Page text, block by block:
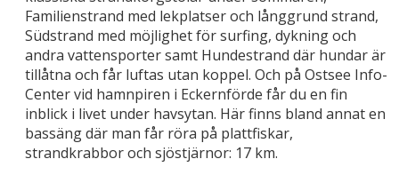
Familienstrand med lekplatser och långgrund strand,
Südstrand med möjlighet för surfing, dykning och
andra vattensporter samt Hundestrand där hundar är
tillåtna och får luftas utan koppel. Och på Ostsee Info-
Center vid hamnpiren i Eckernförde får du en fin
inblick i livet under havsytan. Här finns bland annat en
bassäng där man får röra på plattfiskar,
strandkrabbor och sjöstjärnor: 17 km.